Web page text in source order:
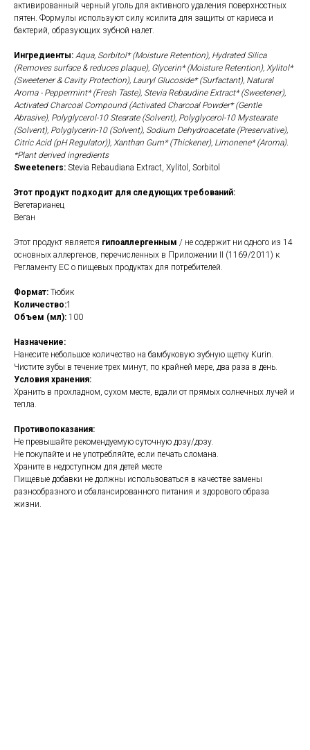
активированный черный уголь для активного удаления поверхностных
пятен. Формулы используют силу ксилита для защиты от кариеса и
бактерий, образующих зубной налет.
Ингредиенты: Aqua, Sorbitol* (Moisture Retention), Hydrated Silica
(Removes surface & reduces plaque), Glycerin* (Moisture Retention), Xylitol*
(Sweetener & Cavity Protection), Lauryl Glucoside* (Surfactant), Natural
Aroma - Peppermint* (Fresh Taste), Stevia Rebaudine Extract* (Sweetener),
Activated Charcoal Compound (Activated Charcoal Powder* (Gentle
Abrasive), Polyglycerol-10 Stearate (Solvent), Polyglycerol-10 Mystearate
(Solvent), Polyglycerin-10 (Solvent), Sodium Dehydroacetate (Preservative),
Citric Acid (pH Regulator)), Xanthan Gum* (Thickener), Limonene* (Aroma).
*Plant derived ingredients
Sweeteners: Stevia Rebaudiana Extract, Xylitol, Sorbitol
Этот продукт подходит для следующих требований:
Вегетарианец
Веган
Этот продукт является гипоаллергенным / не содержит ни одного из 14
основных аллергенов, перечисленных в Приложении II (1169/2011) к
Регламенту ЕС о пищевых продуктах для потребителей.
Формат: Тюбик
Количество:1
Объем (мл): 100
Назначение:
Нанесите небольшое количество на бамбуковую зубную щетку Kurin.
Чистите зубы в течение трех минут, по крайней мере, два раза в день.
Условия хранения:
Хранить в прохладном, сухом месте, вдали от прямых солнечных лучей и
тепла.
Противопоказания:
Не превышайте рекомендуемую суточную дозу/дозу.
Не покупайте и не употребляйте, если печать сломана.
Храните в недоступном для детей месте
Пищевые добавки не должны использоваться в качестве замены
разнообразного и сбалансированного питания и здорового образа
жизни.